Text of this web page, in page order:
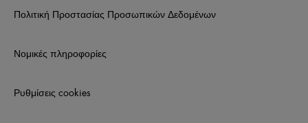
Πολιτική Προστασίας Προσωπικών Δεδομένων
Νομικές πληροφορίες
Ρυθμίσεις cookies